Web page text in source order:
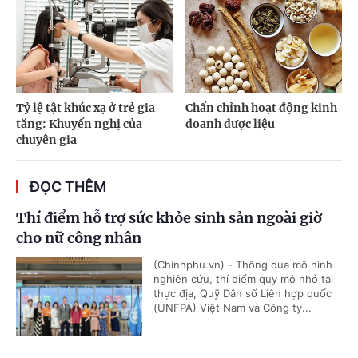
Tỷ lệ tật khúc xạ ở trẻ gia
tăng: Khuyến nghị của
chuyên gia
Chấn chỉnh hoạt động kinh
doanh dược liệu
ĐỌC THÊM
Thí điểm hỗ trợ sức khỏe sinh sản ngoài giờ
cho nữ công nhân
(Chinhphu.vn) - Thông qua mô hình
nghiên cứu, thí điểm quy mô nhỏ tại
thực địa, Quỹ Dân số Liên hợp quốc
(UNFPA) Việt Nam và Công ty...